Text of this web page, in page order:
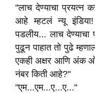
"लाच देण्याचा प्रयत्न
आहे म्हटलं न्यू
पडलीय... लाच
पुढून पाहात तो पुढे
एकही अक्षर आणि अंक
नंबर किती आहे?"
"एम...एम...ए...ए..."